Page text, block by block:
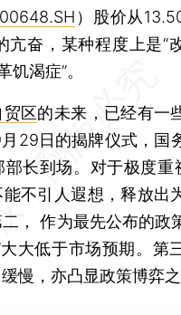
）股价从
亢奋，某种程度上是“
饥渴症”。
贸区的未来，已经有一
29日的揭牌仪式，国
部长到场。对于极度重
不引人遐想，释放出
， 作为最先公布的政
大低于市场预期。第
慢，亦凸显政策博弈之